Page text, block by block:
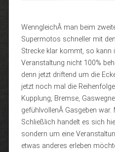
WenngleichÂ man beim
Supermotos schneller mit
Strecke klar kommt, so kann
Veranstaltung nicht 100%
denn jetzt driftend um die
jetzt noch mal die
Kupplung, Bremse,
gefühlvollenÂ Gasgeben
Schließlich handelt es sich
sondern um eine
etwas anderes erleben